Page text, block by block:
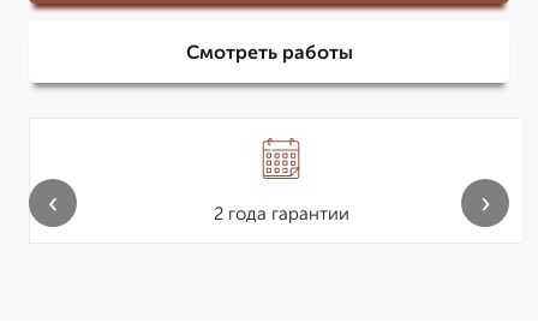
Смотреть работы
2 года гарантии
‹ ›